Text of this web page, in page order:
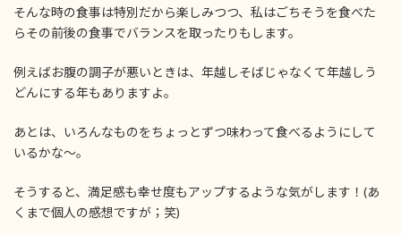
そんな時の食事は特別だから楽しみつつ、私はごちそうを食べた
らその前後の食事でバランスを取ったりもします。
例えばお腹の調子が悪いときは、年越しそばじゃなくて年越しう
どんにする年もありますよ。
あとは、いろんなものをちょっとずつ味わって食べるようにして
いるかな～。
そうすると、満足感も幸せ度もアップするような気がします！(あ
くまで個人の感想ですが；笑)